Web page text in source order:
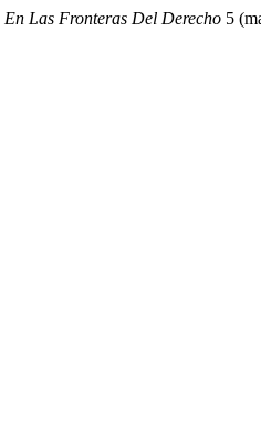
En Las Fronteras Del Derecho 5